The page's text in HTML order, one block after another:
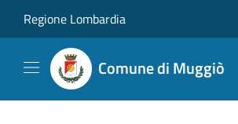
Regione Lombardia
Comune di Muggiò